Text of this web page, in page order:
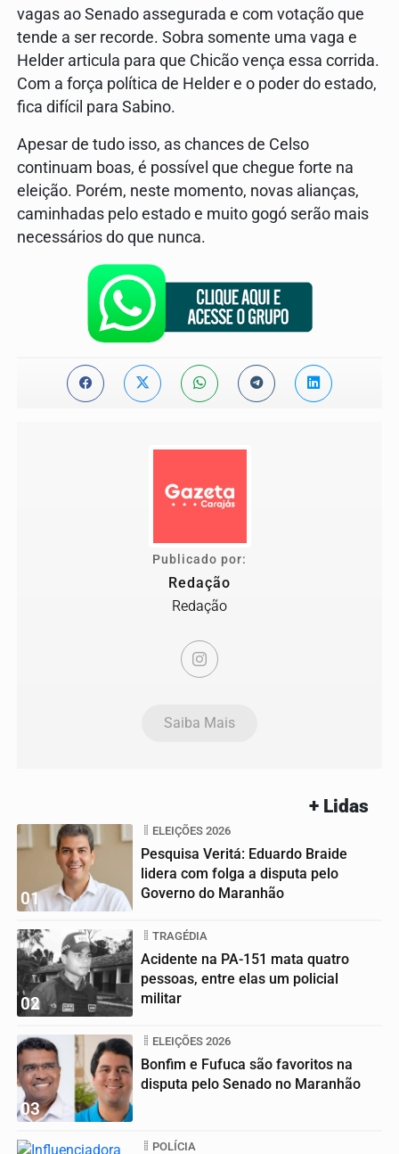
vagas ao Senado assegurada e com votação que
tende a ser recorde. Sobra somente uma vaga e
Helder articula para que Chicão vença essa corrida.
Com a força política de Helder e o poder do estado,
fica difícil para Sabino.
Apesar de tudo isso, as chances de Celso
continuam boas, é possível que chegue forte na
eleição. Porém, neste momento, novas alianças,
caminhadas pelo estado e muito gogó serão mais
necessários do que nunca.
Publicado por:
Redação
Redação
Saiba Mais
+ Lidas
01
ELEIÇÕES 2026
Pesquisa Veritá: Eduardo Braide
lidera com folga a disputa pelo
Governo do Maranhão
02
TRAGÉDIA
Acidente na PA-151 mata quatro
pessoas, entre elas um policial
militar
03
ELEIÇÕES 2026
Bonfim e Fufuca são favoritos na
disputa pelo Senado no Maranhão
POLÍCIA